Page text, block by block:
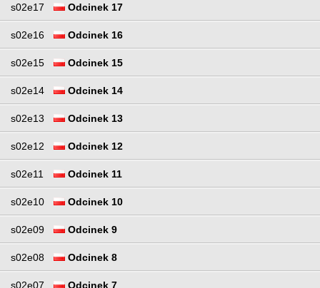
s02e17 Odcinek 17
s02e16 Odcinek 16
s02e15 Odcinek 15
s02e14 Odcinek 14
s02e13 Odcinek 13
s02e12 Odcinek 12
s02e11 Odcinek 11
s02e10 Odcinek 10
s02e09 Odcinek 9
s02e08 Odcinek 8
s02e07 Odcinek 7